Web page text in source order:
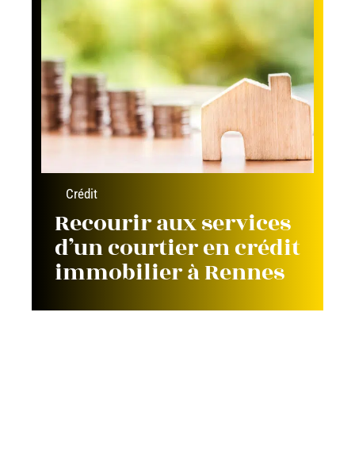
Crédit
Recourir aux services
d’un courtier en crédit
immobilier à Rennes